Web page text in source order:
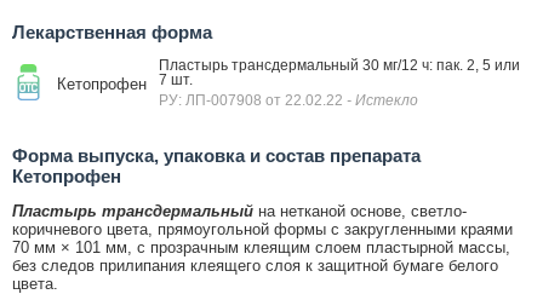
Лекарственная форма
Кетопрофен
Пластырь трансдермальный 30 мг/12 ч: пак. 2, 5 или
7 шт.
РУ: ЛП-007908 от 22.02.22 - Истекло
Форма выпуска, упаковка и состав препарата
Кетопрофен
Пластырь трансдермальный на нетканой основе, светло-
коричневого цвета, прямоугольной формы с закругленными краями
70 мм × 101 мм, с прозрачным клеящим слоем пластырной массы,
без следов прилипания клеящего слоя к защитной бумаге белого
цвета.